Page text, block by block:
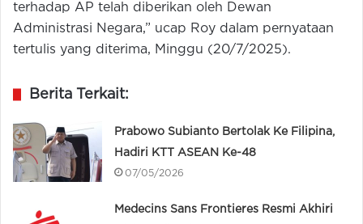
terhadap AP telah diberikan oleh Dewan
Administrasi Negara,” ucap Roy dalam pernyataan
tertulis yang diterima, Minggu (20/7/2025).
Berita Terkait:
Prabowo Subianto Bertolak Ke Filipina,
Hadiri KTT ASEAN Ke-48
07/05/2026
Medecins Sans Frontieres Resmi Akhiri